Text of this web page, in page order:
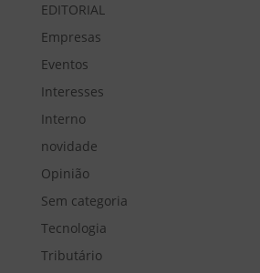
EDITORIAL
Empresas
Eventos
Interesses
Interno
novidade
Opinião
Sem categoria
Tecnologia
Tributário